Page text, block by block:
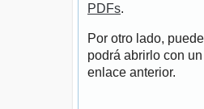
PDFs.
Por otro lado,
podrá abrirlo con
enlace anterior.